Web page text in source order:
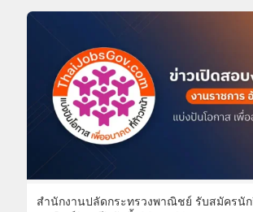
สำนักงานปลัดกระทรวงพาณิชย์ รับสมัครนั